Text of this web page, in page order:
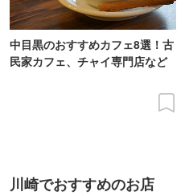
中目黒のおすすめカフェ8選！古
民家カフェ、チャイ専門店など
川崎でおすすめのお店